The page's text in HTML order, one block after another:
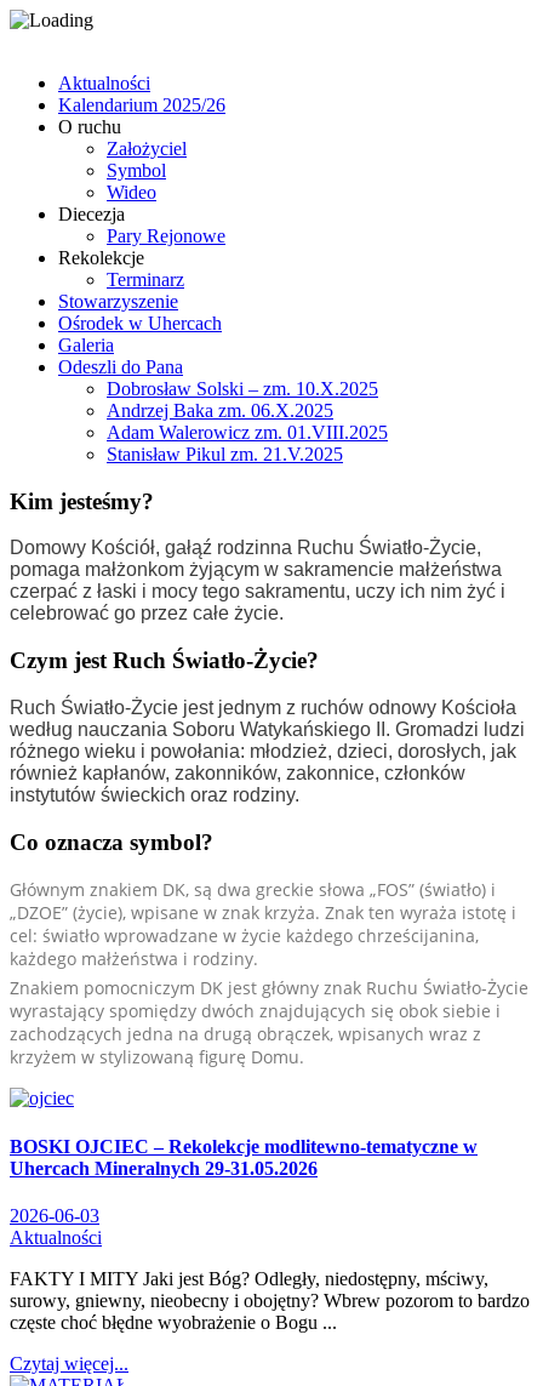
Aktualności
Kalendarium 2025/26
O ruchu
Założyciel
Symbol
Wideo
Diecezja
Pary Rejonowe
Rekolekcje
Terminarz
Stowarzyszenie
Ośrodek w Uhercach
Galeria
Odeszli do Pana
Dobrosław Solski – zm. 10.X.2025
Andrzej Baka zm. 06.X.2025
Adam Walerowicz zm. 01.VIII.2025
Stanisław Pikul zm. 21.V.2025
Kim jesteśmy?
Domowy Kościół, gałąź rodzinna Ruchu Światło-Życie,
pomaga małżonkom żyjącym w sakramencie małżeństwa
czerpać z łaski i mocy tego sakramentu, uczy ich nim żyć i
celebrować go przez całe życie.
Czym jest Ruch Światło-Życie?
Ruch Światło-Życie jest jednym z ruchów odnowy Kościoła
według nauczania Soboru Watykańskiego II. Gromadzi ludzi
różnego wieku i powołania: młodzież, dzieci, dorosłych, jak
również kapłanów, zakonników, zakonnice, członków
instytutów świeckich oraz rodziny.
Co oznacza symbol?
Głównym znakiem DK, są dwa greckie słowa „FOS” (światło) i
„DZOE” (życie), wpisane w znak krzyża. Znak ten wyraża istotę i
cel: światło wprowadzane w życie każdego chrześcijanina,
każdego małżeństwa i rodziny.
Znakiem pomocniczym DK jest główny znak Ruchu Światło-Życie
wyrastający spomiędzy dwóch znajdujących się obok siebie i
zachodzących jedna na drugą obrączek, wpisanych wraz z
krzyżem w stylizowaną figurę Domu.
BOSKI OJCIEC – Rekolekcje modlitewno-tematyczne w
Uhercach Mineralnych 29-31.05.2026
2026-06-03
Aktualności
FAKTY I MITY Jaki jest Bóg? Odległy, niedostępny, mściwy,
surowy, gniewny, nieobecny i obojętny? Wbrew pozorom to bardzo
częste choć błędne wyobrażenie o Bogu ...
Czytaj więcej...